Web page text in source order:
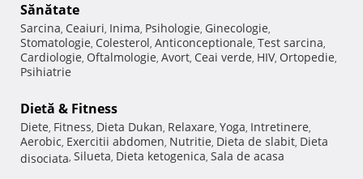
Sănătate
Sarcina, Ceaiuri, Inima, Psihologie, Ginecologie,
Stomatologie, Colesterol, Anticonceptionale, Test sarcina,
Cardiologie, Oftalmologie, Avort, Ceai verde, HIV, Ortopedie,
Psihiatrie
Dietă & Fitness
Diete, Fitness, Dieta Dukan, Relaxare, Yoga, Intretinere,
Aerobic, Exercitii abdomen, Nutritie, Dieta de slabit, Dieta
disociata, Silueta, Dieta ketogenica, Sala de acasa